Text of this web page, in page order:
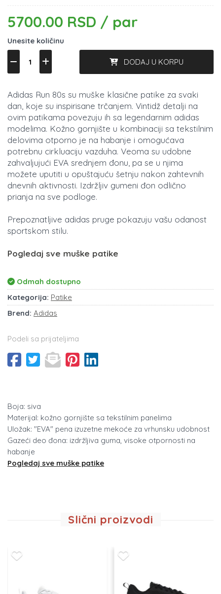
5700.00 RSD / par
Unesite količinu
DODAJ U KORPU
Adidas Run 80s su muške klasične patike za svaki
dan, koje su inspirisane trčanjem. Vintidž detalji na
ovim patikama povezuju ih sa legendarnim adidas
modelima. Kožno gornjište u kombinaciji sa tekstilnim
delovima otporno je na habanje i omogućava
potrebnu cirkluaciju vazduha. Veoma su udobne
zahvaljujući EVA srednjem đonu, pa se u njima
možete uputiti u opuštajuću šetnju nakon zahtevnih
dnevnih aktivnosti. Izdržljiv gumeni đon odlično
prianja na sve podloge.
Prepoznatljive adidas pruge pokazuju vašu odanost
sportskom stilu.
Pogledaj sve muške patike
Odmah dostupno
Kategorija: Patike
Brend: Adidas
Podeli sa prijateljima
Boja: siva
Materijal: kožno gornjište sa tekstilnim panelima
Uložak: "EVA" pena izuzetne mekoće za vrhunsku udobnost
Gazeći deo đona: izdržljiva guma, visoke otpornosti na
habanje
Pogledaj sve muške patike
Slični proizvodi